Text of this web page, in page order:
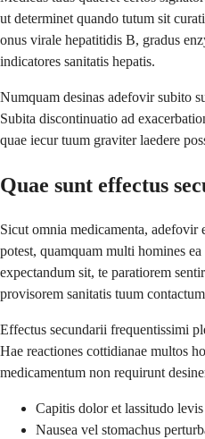
ut determinet quando tutum sit
onus virale hepatitidis B, gradus
indicatores sanitatis hepatis.
Numquam desinas adefovir subito
Subita discontinuatio ad
quae iecur tuum graviter laedere
Quae sunt effectus
Sicut omnia medicamenta, adefovir
potest, quamquam multi homines
expectandum sit, te paratiorem
provisorem sanitatis tuum
Effectus secundarii frequentissimi
Hae reactiones cottidianae multos
medicamentum non requirunt
Capitis dolor et lassitudo levis
Nausea vel stomachus